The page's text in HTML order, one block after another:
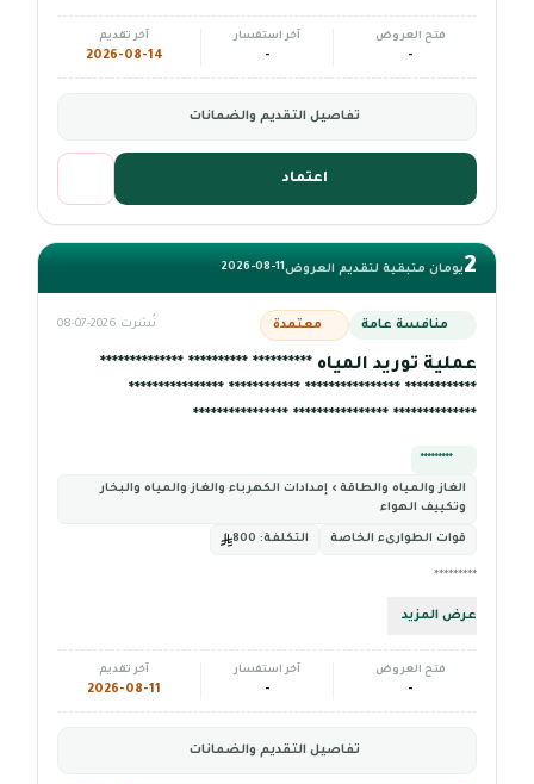
فتح العروض
-
آخر استفسار
-
آخر تقديم
2026-08-14
تفاصيل التقديم والضمانات
اعتماد
2يومان متبقية لتقديم العروض2026-08-11
منافسة عامة معتمدة نُشرت 2026-07-08
عملية توريد المياه ********** ********** **************
************ **************** ************ ****************
************** **************** ****************
*********
الغاز والمياه والطاقة › إمدادات الكهرباء والغاز والمياه والبخار
وتكييف الهواء
قوات الطوارىء الخاصة التكلفة:
*********
عرض المزيد
فتح العروض
-
آخر استفسار
-
آخر تقديم
2026-08-11
تفاصيل التقديم والضمانات